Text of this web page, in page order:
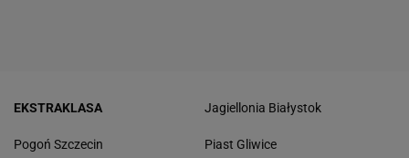
EKSTRAKLASA
Pogoń Szczecin
Jagiellonia Białystok
Piast Gliwice